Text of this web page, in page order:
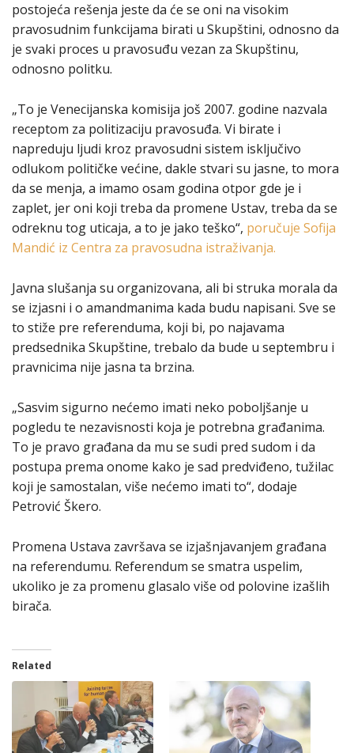
postojeća rešenja jeste da će se oni na visokim
pravosudnim funkcijama birati u Skupštini, odnosno da
je svaki proces u pravosuđu vezan za Skupštinu,
odnosno politku.
„To je Venecijanska komisija još 2007. godine nazvala
receptom za politizaciju pravosuđa. Vi birate i
napreduju ljudi kroz pravosudni sistem isključivo
odlukom političke većine, dakle stvari su jasne, to mora
da se menja, a imamo osam godina otpor gde je i
zaplet, jer oni koji treba da promene Ustav, treba da se
odreknu tog uticaja, a to je jako teško“, poručuje Sofija
Mandić iz Centra za pravosudna istraživanja.
Javna slušanja su organizovana, ali bi struka morala da
se izjasni i o amandmanima kada budu napisani. Sve se
to stiže pre referenduma, koji bi, po najavama
predsednika Skupštine, trebalo da bude u septembru i
pravnicima nije jasna ta brzina.
„Sasvim sigurno nećemo imati neko poboljšanje u
pogledu te nezavisnosti koja je potrebna građanima.
To je pravo građana da mu se sudi pred sudom i da
postupa prema onome kako je sad predviđeno, tužilac
koji je samostalan, više nećemo imati to“, dodaje
Petrović Škero.
Promena Ustava završava se izjašnjavanjem građana
na referendumu. Referendum se smatra uspelim,
ukoliko je za promenu glasalo više od polovine izašlih
birača.
Related